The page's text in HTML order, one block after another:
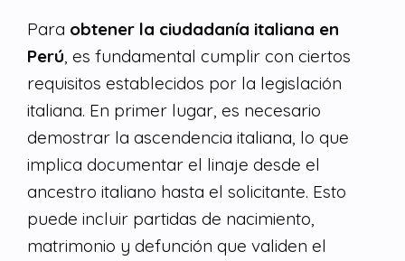
Para obtener la ciudadanía italiana en
Perú, es fundamental cumplir con ciertos
requisitos establecidos por la legislación
italiana. En primer lugar, es necesario
demostrar la ascendencia italiana, lo que
implica documentar el linaje desde el
ancestro italiano hasta el solicitante. Esto
puede incluir partidas de nacimiento,
matrimonio y defunción que validen el